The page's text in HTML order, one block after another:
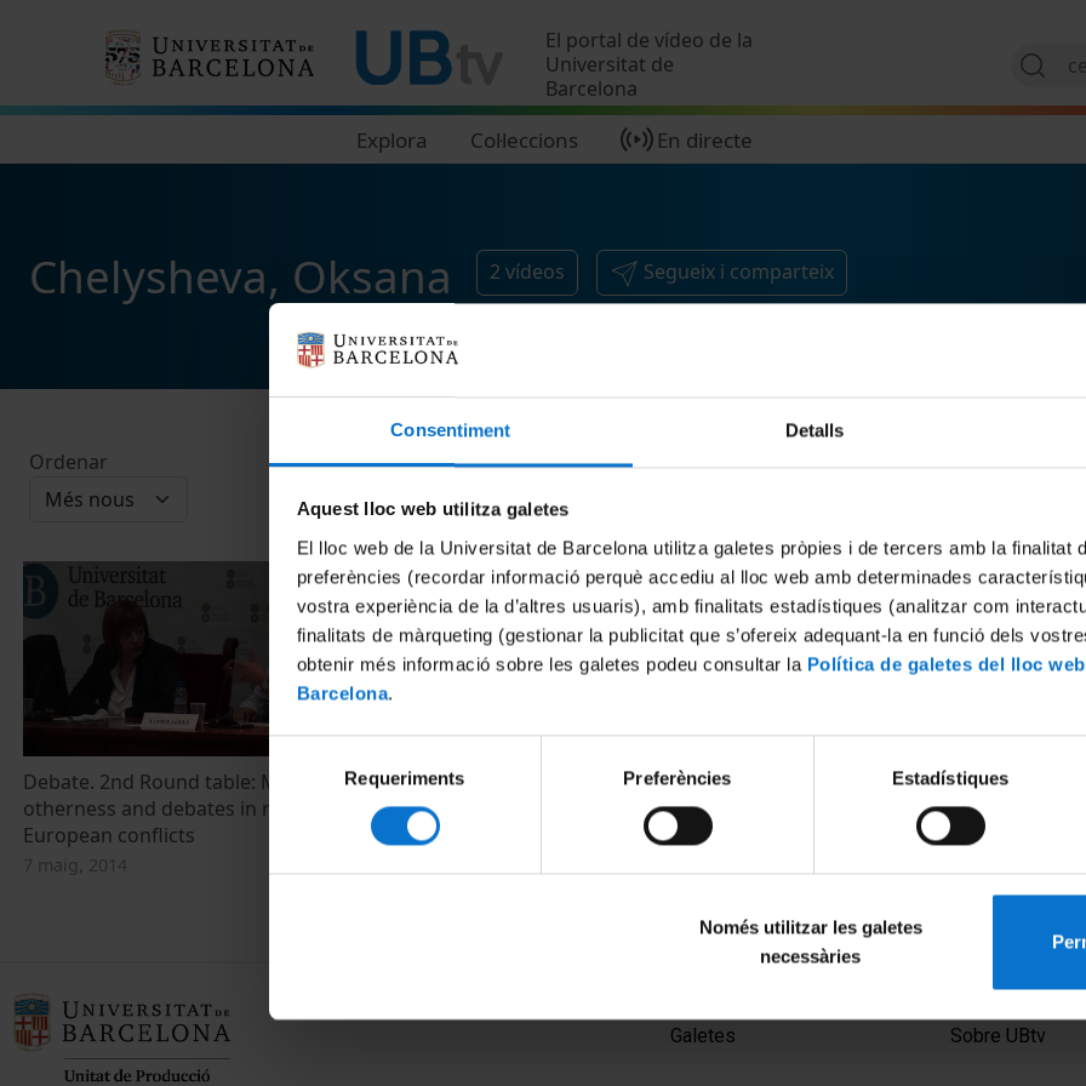
Consentiment Detalls
Aquest lloc web utilitza galetes
El lloc web de la Universitat de Barcelona utilitza galetes pròpies i de tercers amb la finalitat
preferències (recordar informació perquè accediu al lloc web amb determinades
vostra experiència de la d’altres usuaris), amb finalitats estadístiques (analitzar com
finalitats de màrqueting (gestionar la publicitat que s’ofereix adequant-la en funció dels
obtenir més informació sobre les galetes podeu consultar la Política de galetes del lloc
Barcelona.
consentiment
Requeriments Preferències Estadístiques
Només utilitzar les galetes
necessàries
El portal de vídeo de la
Universitat de
Barcelona
Explora Col·leccions En directe
Chelysheva, Oksana 2 vídeos Segueix i comparteix
Ordenar
Debate. 2nd Round table: Memorial
otherness and debates in recent
European conflicts
7 maig, 2014
Oksana Chelysheva: Historical memory
used for propaganda purposes
7 maig, 2014
Galetes
PEU 2
Sobre UBtv